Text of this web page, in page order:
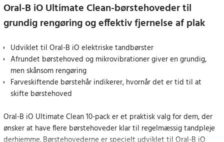
Oral-B iO Ultimate Clean-børstehoveder til
grundig rengøring og effektiv fjernelse af plak
Udviklet til Oral-B iO elektriske tandbørster
Afrundet børstehoved og mikrovibrationer giver en grundig,
men skånsom rengøring
Farveskiftende børstehår indikerer, hvornår det er tid til at
skifte børstehoved
Oral-B iO Ultimate Clean 10-pack er et praktisk valg for dem, der
ønsker at have flere børstehoveder klar til regelmæssig tandpleje